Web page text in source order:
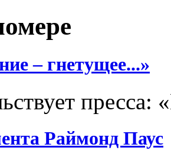
– гнетущее...»
Раймонд Паус